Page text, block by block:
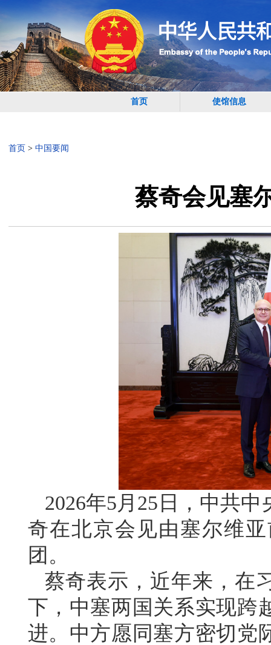
首页 使馆信息
首页 > 中国要闻
蔡奇会见塞
2026年5月25日，中共
奇在北京会见由塞尔维
团。
蔡奇表示，近年来，在
下，中塞两国关系实现跨
进。中方愿同塞方密切党